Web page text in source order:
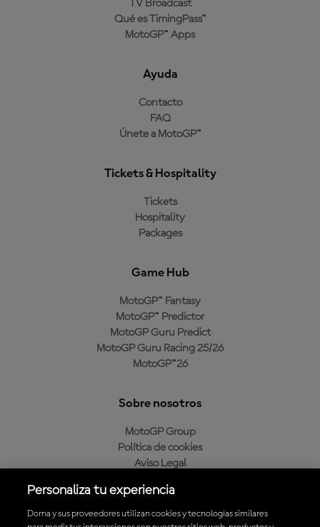
TV Broadcast
Qué es TimingPass™
MotoGP™ Apps
Ayuda
Contacto
FAQ
Únete a MotoGP™
Tickets & Hospitality
Tickets
Hospitality
Packages
Game Hub
MotoGP™ Fantasy
MotoGP™ Predictor
MotoGP Guru Predict
MotoGP Guru Racing 25/26
MotoGP™26
Sobre nosotros
MotoGP Group
Política de cookies
Aviso Legal
Política de compra
Personaliza tu experiencia
Dorna y sus proveedores utilizan cookies y tecnologías similares